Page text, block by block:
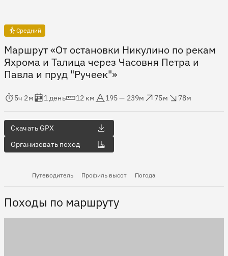
Средний
Маршрут «От остановки Никулино по рекам
Яхрома и Талица через Часовня Петра и
Павла и пруд "Ручеек"»
в пути
5ч 2м
Оценка в днях
1 день
Дистанция
12 км
Абсолютная высота
195 — 239м
75м
78м
Скачать GPX
Организовать поход
Путеводитель Профиль высот Погода
Походы по маршруту